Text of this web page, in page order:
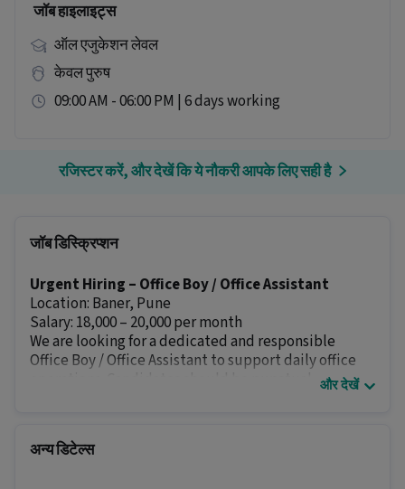
जॉब हाइलाइट्स
ऑल एजुकेशन लेवल
केवल पुरुष
09:00 AM - 06:00 PM | 6 days working
रजिस्टर करें, और देखें कि ये नौकरी आपके लिए सही है
जॉब डिस्क्रिप्शन
Urgent Hiring – Office Boy / Office Assistant
Location: Baner, Pune
Salary: ₹18,000 – ₹20,000 per month
We are looking for a dedicated and responsible
Office Boy / Office Assistant to support daily office
Eligibility:
10th / 12th Pass
और देखें
अन्य डिटेल्स